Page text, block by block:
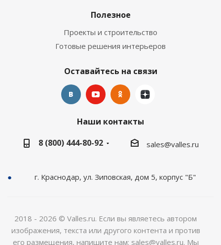
Полезное
Проекты и строительство
Готовые решения интерьеров
Оставайтесь на связи
Наши контакты
8 (800) 444-80-92
sales@valles.ru
г. Краснодар, ул. Зиповская, дом 5, корпус "Б"
2018 - 2026 © Valles.ru. Если вы являетесь автором
изображения, текста или другого контента и против
его размещения, напишите нам: sales@valles.ru. Мы